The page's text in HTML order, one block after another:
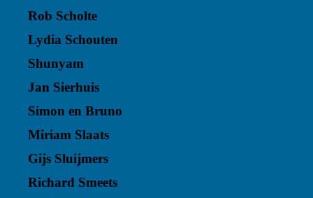
Rob Scholte
Lydia Schouten
Shunyam
Jan Sierhuis
Simon en Bruno
Miriam Slaats
Gijs Sluijmers
Richard Smeets